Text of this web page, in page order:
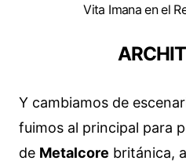
Vita Imana en el
Y cambiamos de
fuimos al principal para
de Metalcore británica,